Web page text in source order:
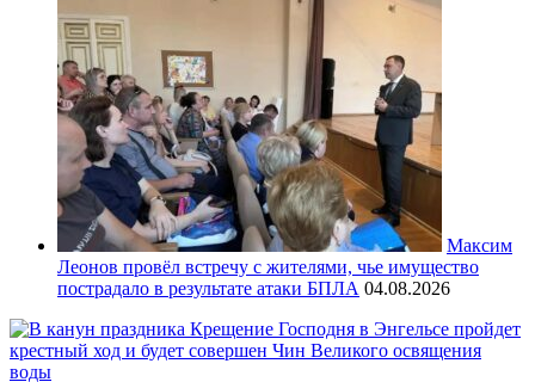
Максим
Леонов провёл встречу с жителями, чье имущество
пострадало в результате атаки БПЛА 04.08.2026